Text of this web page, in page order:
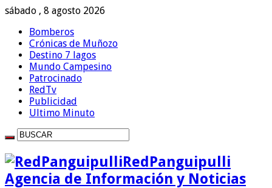
sábado , 8 agosto 2026
Bomberos
Crónicas de Muñozo
Destino 7 lagos
Mundo Campesino
Patrocinado
RedTv
Publicidad
Ultimo Minuto
RedPanguipulli
Agencia de Información y Noticias